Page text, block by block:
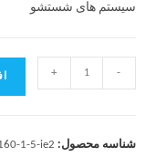
سیستم های شستشو
-
+
شناسه محصول: 1-5-ie2